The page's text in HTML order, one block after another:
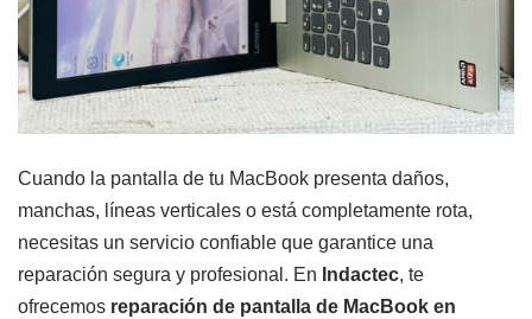
Cuando la pantalla de tu MacBook presenta daños,
manchas, líneas verticales o está completamente rota,
necesitas un servicio confiable que garantice una
reparación segura y profesional. En Indactec, te
ofrecemos reparación de pantalla de MacBook en